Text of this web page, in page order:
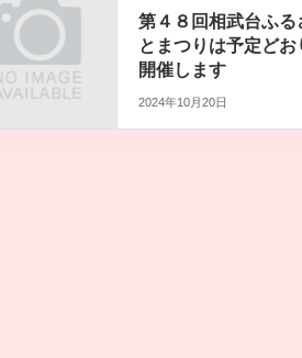
第４８回相武台ふる
とまつりは予定どお
開催します
2024年10月20日